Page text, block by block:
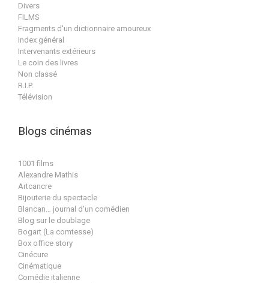
Divers
FILMS
Fragments d'un dictionnaire amoureux
Index général
Intervenants extérieurs
Le coin des livres
Non classé
R.I.P.
Télévision
Blogs cinémas
1001 films
Alexandre Mathis
Artcancre
Bijouterie du spectacle
Blancan… journal d'un comédien
Blog sur le doublage
Bogart (La comtesse)
Box office story
Cinécure
Cinématique
Comédie italienne